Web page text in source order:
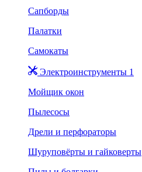
Сапборды
Палатки
Самокаты
Электроинструменты 1
Мойщик окон
Пылесосы
Дрели и перфораторы
Шуруповёрты и гайковерты